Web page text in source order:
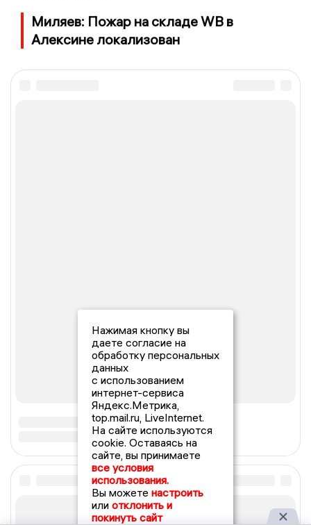
Миляев: Пожар на складе WB в
Алексине локализован
Нажимая кнопку вы
даете согласие на
обработку персональных
данных
с использованием
интернет-сервиса
Яндекс.Метрика,
top.mail.ru, LiveInternet.
На сайте используются
cookie. Оставаясь на
сайте, вы принимаете
все условия
использования.
Вы можете настроить
или отклонить и
покинуть сайт